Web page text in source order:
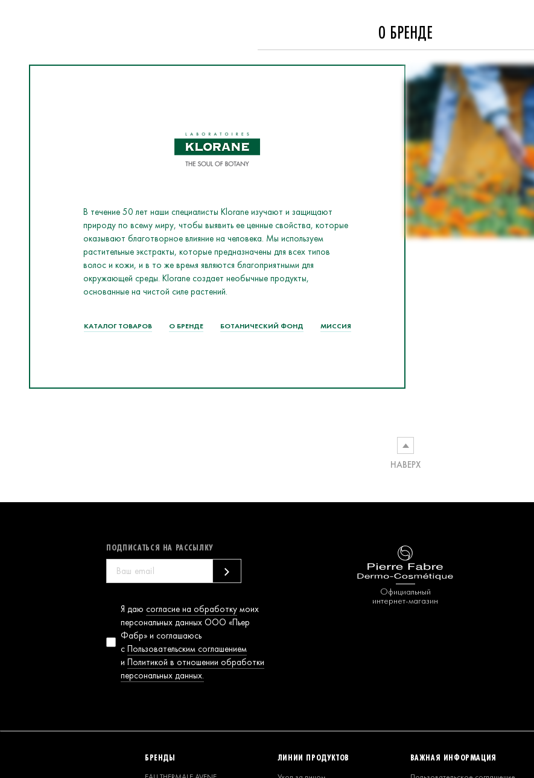
О БРЕНДЕ
В течение 50 лет наши специалисты Klorane изучают и защищают
природу по всему миру, чтобы выявить ее ценные свойства, которые
оказывают благотворное влияние на человека. Мы используем
растительные экстракты, которые предназначены для всех типов
волос и кожи, и в то же время являются благоприятными для
окружающей среды. Klorane создает необычные продукты,
основанные на чистой силе растений.
КАТАЛОГ ТОВАРОВ О БРЕНДЕ БОТАНИЧЕСКИЙ ФОНД МИССИЯ
НАВЕРХ
ПОДПИСАТЬСЯ НА РАССЫЛКУ
Согласие на
обработку
персональных
данных
Я даю согласие на обработку моих
персональных данных ООО «Пьер
Фабр» и соглашаюсь
с Пользовательским соглашением
и Политикой в отношении обработки
персональных данных.
Официальный
интернет-магазин
БРЕНДЫ ЛИНИИ ПРОДУКТОВ ВАЖНАЯ ИНФОРМАЦИЯ